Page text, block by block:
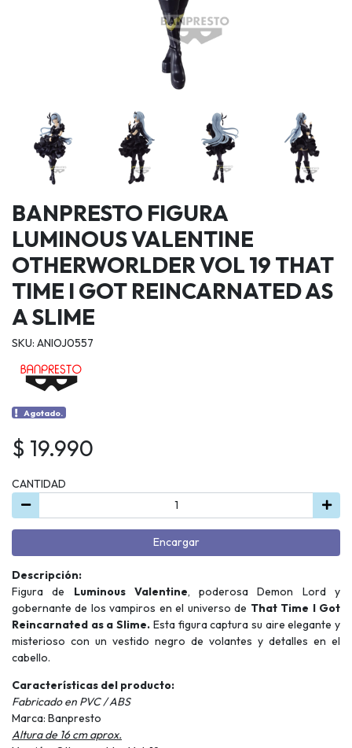
BANPRESTO FIGURA
LUMINOUS VALENTINE
OTHERWORLDER VOL 19 THAT
TIME I GOT REINCARNATED AS
A SLIME
SKU: ANIOJ0557
Agotado.
$ 19.990
CANTIDAD
Encargar
Descripción:
Figura de Luminous Valentine, poderosa Demon Lord y
gobernante de los vampiros en el universo de That Time I Got
Reincarnated as a Slime. Esta figura captura su aire elegante y
misterioso con un vestido negro de volantes y detalles en el
cabello.
Características del producto:
Fabricado en PVC / ABS
Marca: Banpresto
Altura de 16 cm aprox.